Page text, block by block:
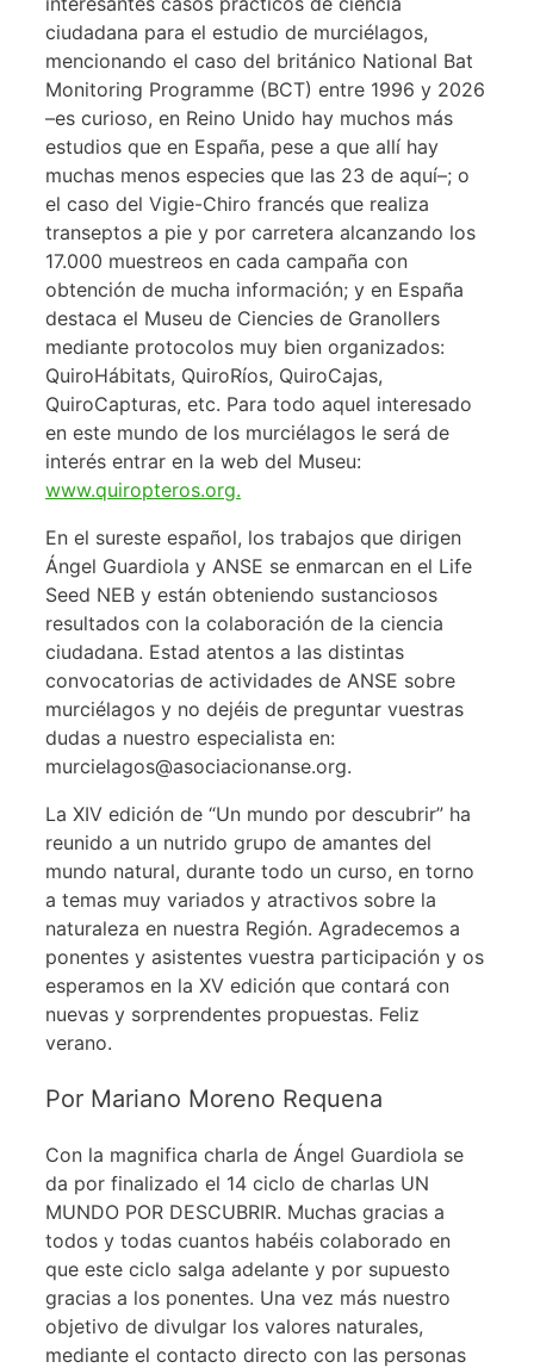
ciudadana para el estudio de murciélagos,
mencionando el caso del británico National Bat
Monitoring Programme (BCT) entre 1996 y 2026
–es curioso, en Reino Unido hay muchos más
estudios que en España, pese a que allí hay
muchas menos especies que las 23 de aquí–; o
el caso del Vigie-Chiro francés que realiza
transeptos a pie y por carretera alcanzando los
17.000 muestreos en cada campaña con
obtención de mucha información; y en España
destaca el Museu de Ciencies de Granollers
mediante protocolos muy bien organizados:
QuiroHábitats, QuiroRíos, QuiroCajas,
QuiroCapturas, etc. Para todo aquel interesado
en este mundo de los murciélagos le será de
interés entrar en la web del Museu:
www.quiropteros.org.
En el sureste español, los trabajos que dirigen
Ángel Guardiola y ANSE se enmarcan en el Life
Seed NEB y están obteniendo sustanciosos
resultados con la colaboración de la ciencia
ciudadana. Estad atentos a las distintas
convocatorias de actividades de ANSE sobre
murciélagos y no dejéis de preguntar vuestras
dudas a nuestro especialista en:
murcielagos@asociacionanse.org.
La XIV edición de “Un mundo por descubrir” ha
reunido a un nutrido grupo de amantes del
mundo natural, durante todo un curso, en torno
a temas muy variados y atractivos sobre la
naturaleza en nuestra Región. Agradecemos a
ponentes y asistentes vuestra participación y os
esperamos en la XV edición que contará con
nuevas y sorprendentes propuestas. Feliz
verano.
Por Mariano Moreno Requena
Con la magnifica charla de Ángel Guardiola se
da por finalizado el 14 ciclo de charlas UN
MUNDO POR DESCUBRIR. Muchas gracias a
todos y todas cuantos habéis colaborado en
que este ciclo salga adelante y por supuesto
gracias a los ponentes. Una vez más nuestro
objetivo de divulgar los valores naturales,
mediante el contacto directo con las personas